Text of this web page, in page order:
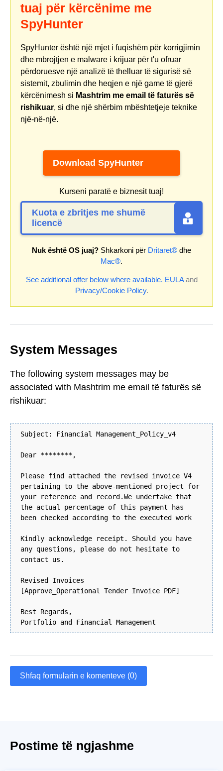
tuaj për kërcënime me
SpyHunter
SpyHunter është një mjet i fuqishëm për korrigjimin
dhe mbrojtjen e malware i krijuar për t'u ofruar
përdoruesve një analizë të thelluar të sigurisë së
sistemit, zbulimin dhe heqjen e një game të gjerë
kërcënimesh si Mashtrim me email të faturës së
rishikuar, si dhe një shërbim mbështetjeje teknike
një-në-një.
Download SpyHunter
Kurseni paratë e biznesit tuaj!
Kuota e zbritjes me shumë
licencë
Nuk është OS juaj? Shkarkoni për Dritaret® dhe
Mac®.
See additional offer below where available. EULAand
Privacy/Cookie Policy.
System Messages
The following system messages may be
associated with Mashtrim me email të faturës së
rishikuar:
Subject: Financial Management_Policy_v4
Dear ********,
Please find attached the revised invoice V4
pertaining to the above-mentioned project for
your reference and record.We undertake that
the actual percentage of this payment has
been checked according to the executed work
Kindly acknowledge receipt. Should you have
any questions, please do not hesitate to
contact us.
Revised Invoices
[Approve_Operational Tender Invoice PDF]
Best Regards,
Portfolio and Financial Management
Shfaq formularin e komenteve (0)
Postime të ngjashme